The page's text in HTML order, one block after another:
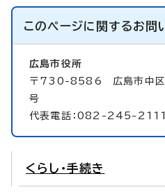
このページに関するお問
広島市役所
〒730-8586 広島市中区
号
代表電話：082-245-2111
くらし・手続き